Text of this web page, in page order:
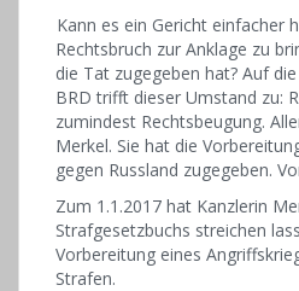
Kann es ein Gericht einfacher
Rechtsbruch zur Anklage zu
die Tat zugegeben hat? Auf
BRD trifft dieser Umstand zu:
zumindest Rechtsbeugung.
Merkel. Sie hat die
gegen Russland zugegeben.
Zum 1.1.2017 hat Kanzlerin
Strafgesetzbuchs streichen
Vorbereitung eines
Strafen.